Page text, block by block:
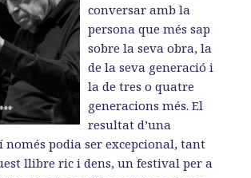
conversar amb la
persona que més sap
sobre la seva obra, la
de la seva generació i
la de tres o quatre
generacions més. El
resultat d’una
podia ser excepcional, tant
llibre ric i dens, un festival per a